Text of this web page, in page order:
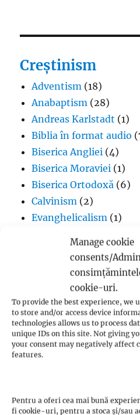
Manage cookie
consents/
cookie-uri.
To provide the best experience, we
to store and/or access device
technologies allows us to process
unique IDs on this site. Not giving
your consent may negatively affect
features.
Pentru a oferi cea mai bună
fi cookie-uri, pentru a stoca și/sau
Creștinism
Adventism (18)
Anabaptism (28)
Andreas Karlstadt (1)
Biblia în format audio
Biserica Angliei (4)
Biserica Moraviei (1)
Biserica Ortodoxă (6)
Calvinism (2)
Evanghelicalism (1)
Iglesia ni Cristo
(2)
(1)
Jan Hus(7)
John Calvin(3)
Luteranism(5)
Martin Luther(36)
Presbiterianism(1)